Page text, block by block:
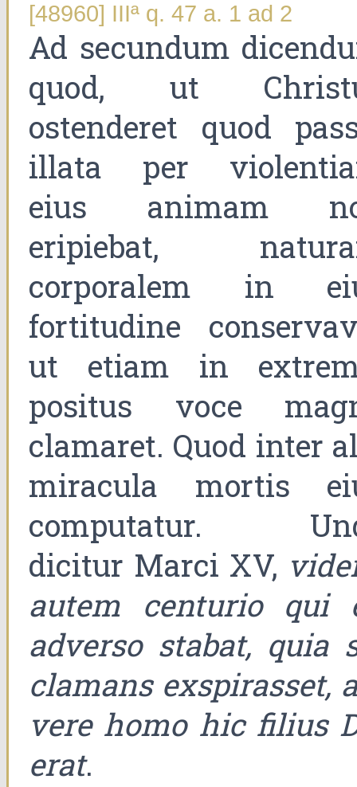
[48960] IIIª q. 47 a. 1 ad 2
Ad secundum
quod, ut
ostenderet quod
illata per
eius animam
eripiebat,
corporalem in
fortitudine
ut etiam in
positus voce
clamaret. Quod inter
miracula mortis
computatur.
dicitur Marci XV,
autem centurio qui
adverso stabat, quia
clamans exspirasset,
vere homo hic filius
erat.